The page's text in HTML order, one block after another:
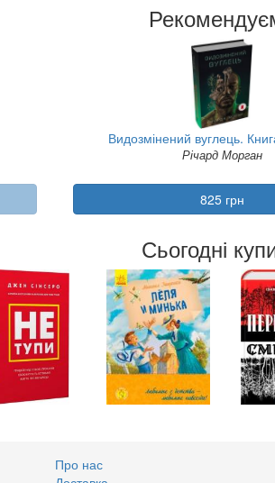
Видозмінений вуглець.
Річард Морган
825 грн
Сьогодні
Про нас